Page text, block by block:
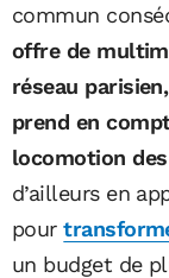
commun
offre de
réseau
prend en
locomotion
d’ailleurs en
pour
un budget de